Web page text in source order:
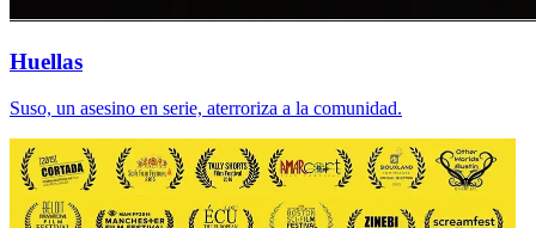
Huellas
Suso, un asesino en serie, aterroriza a la comunidad.